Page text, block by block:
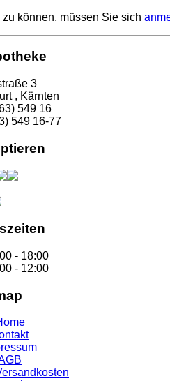
können, müssen Sie sich
3
, Kärnten
549 16
549 16-77
- 18:00
- 12:00